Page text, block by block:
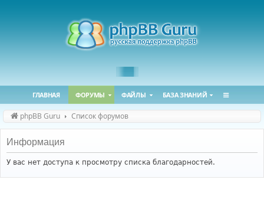
ГЛАВНАЯ ФОРУМЫ ФАЙЛЫ БАЗА ЗНАНИЙ
phpBB Guru Список форумов
Информация
У вас нет доступа к просмотру списка благодарностей.